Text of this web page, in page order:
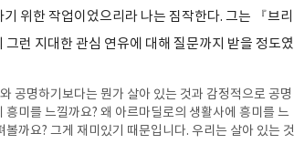
위한 작업이었으리라 나는 짐작한다. 그는 『브리
런 지대한 관심 연유에 대해 질문까지 받을 정도였
공명하기보다는 뭔가 살아 있는 것과 감정적으로 공명
미를 느낄까요? 왜 아르마딜로의 생활사에 흥미를 느
까요? 그게 재미있기 때문입니다. 우리는 살아 있는 것